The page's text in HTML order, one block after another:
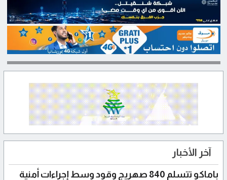
آخر الأخبار
باماكو تتسلم 840 صهريج وقود وسط إجراءات أمنية